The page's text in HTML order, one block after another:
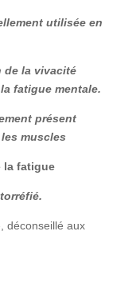
utilisée en
de la vivacité
fatigue mentale.
présent
muscles
la fatigue
déconseillé aux